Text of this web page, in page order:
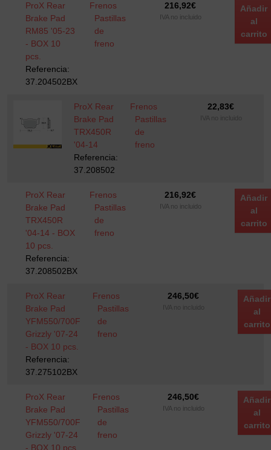
ProX Rear
Brake Pad
RM85 '05-23
- BOX 10
pcs.
Referencia:
37.204502BX
Frenos
Pastillas
de
freno
216,92€
IVA no incluido
Añadir
al
carrito
ProX Rear
Brake Pad
TRX450R
'04-14
Referencia:
37.208502
Frenos
Pastillas
de
freno
22,83€
IVA no incluido
ProX Rear
Brake Pad
TRX450R
'04-14 - BOX
10 pcs.
Referencia:
37.208502BX
Frenos
Pastillas
de
freno
216,92€
IVA no incluido
Añadir
al
carrito
ProX Rear
Brake Pad
YFM550/700F
Grizzly '07-24
- BOX 10 pcs.
Referencia:
37.275102BX
Frenos
Pastillas
de
freno
246,50€
IVA no incluido
Añadir
al
carrito
ProX Rear
Brake Pad
YFM550/700F
Grizzly '07-24
- BOX 10 pcs.
Frenos
Pastillas
de
freno
246,50€
IVA no incluido
Añadir
al
carrito